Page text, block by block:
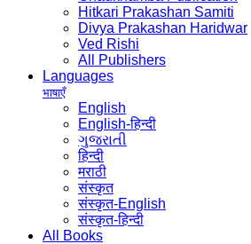
Hitkari Prakashan Samiti
Divya Prakashan Haridwar
Ved Rishi
All Publishers
Languages
भाषाएँ
English
English-हिन्दी
ગુજરાતી
हिन्दी
मराठी
संस्कृत
संस्कृत-English
संस्कृत-हिन्दी
All Books